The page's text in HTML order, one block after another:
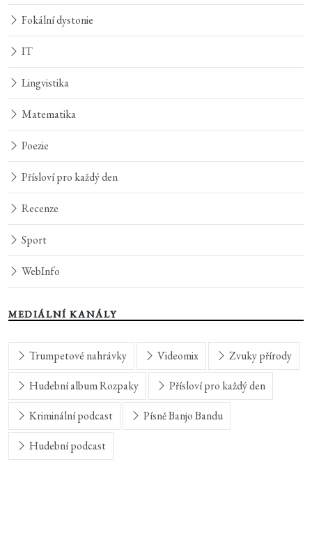
Fokální dystonie
IT
Lingvistika
Matematika
Poezie
Přísloví pro každý den
Recenze
Sport
WebInfo
MEDIÁLNÍ KANÁLY
Trumpetové nahrávky Videomix Zvuky přírody
Hudební album Rozpaky Přísloví pro každý den
Kriminální podcast Písně Banjo Bandu
Hudební podcast